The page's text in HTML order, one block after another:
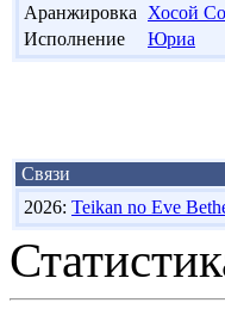
Аранжировка
Хосой
Исполнение
Юриа
Связи
2026: Teikan no Eve